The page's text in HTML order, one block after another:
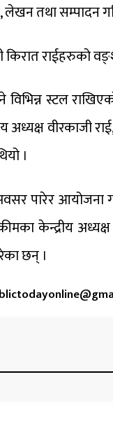
तथा सम्पादन
किरात राईहरुको
स्टल
वीरकाजी
।
पारेर आयोजना
केन्द्रीय
छन् ।